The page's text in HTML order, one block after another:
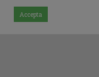
Accepta